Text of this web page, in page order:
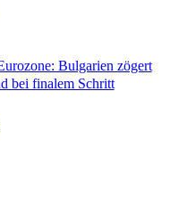
Bulgarien zögert
bei finalem Schritt